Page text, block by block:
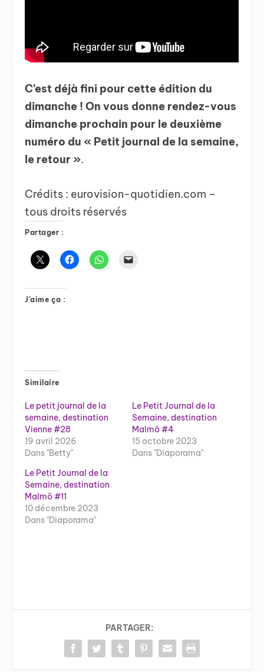
C’est déjà fini pour cette édition du
dimanche ! On vous donne rendez-vous
dimanche prochain pour le deuxième
numéro du « Petit journal de la semaine,
le retour ».
Crédits : eurovision-quotidien.com –
tous droits réservés
Partager :
J’aime ça :
Similaire
Le petit journal de la
semaine, destination
Vienne #28
19 avril 2026
Dans "Betty"
Le Petit Journal de la
Semaine, destination
Malmö #4
15 octobre 2023
Dans "Diaporama"
Le Petit Journal de la
Semaine, destination
Malmö #11
10 décembre 2023
Dans "Diaporama"
PARTAGER: